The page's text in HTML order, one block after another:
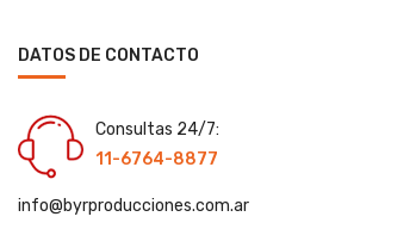
DATOS DE CONTACTO
Consultas 24/7:
11-6764-8877
info@byrproducciones.com.ar